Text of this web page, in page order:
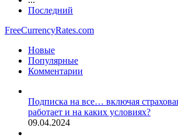
Последний
FreeCurrencyRates.com
Новые
Популярные
Комментарии
Подписка на все… включая
работает и на каких условиях?
09.04.2024